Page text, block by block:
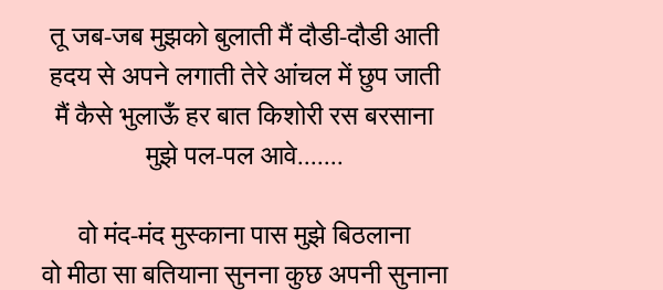
तू जब-जब मुझको बुलाती मैं दौडी-दौडी आती
हदय से अपने लगाती तेरे आंचल में छुप जाती
मैं कैसे भुलाऊँ हर बात किशोरी रस बरसाना
मुझे पल-पल आवे.......
वो मंद-मंद मुस्काना पास मुझे बिठलाना
वो मीठा सा बतियाना सुनना कुछ अपनी सुनाना